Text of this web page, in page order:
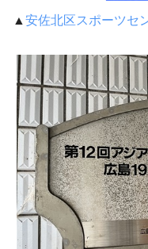
▲ 安佐北区スポーツセ